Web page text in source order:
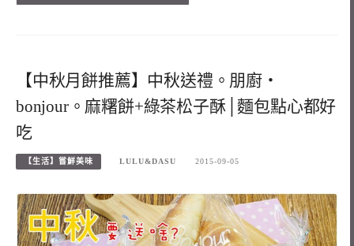
【中秋月餅推薦】中秋送禮。朋廚‧
bonjour。麻糬餅+綠茶松子酥│麵包點心都好
吃
【生活】嘗鮮美味 LULU&DASU 2015-09-05